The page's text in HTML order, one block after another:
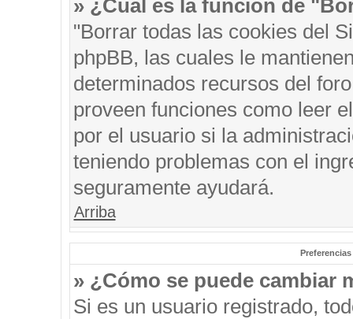
» ¿Cuál es la función de
"Borrar todas las cookies del
phpBB, las cuales le
determinados recursos del
proveen funciones como leer
por el usuario si la
teniendo problemas con el
seguramente ayudará.
Arriba
» ¿Cómo se puede cambiar
Si es un usuario registrado,